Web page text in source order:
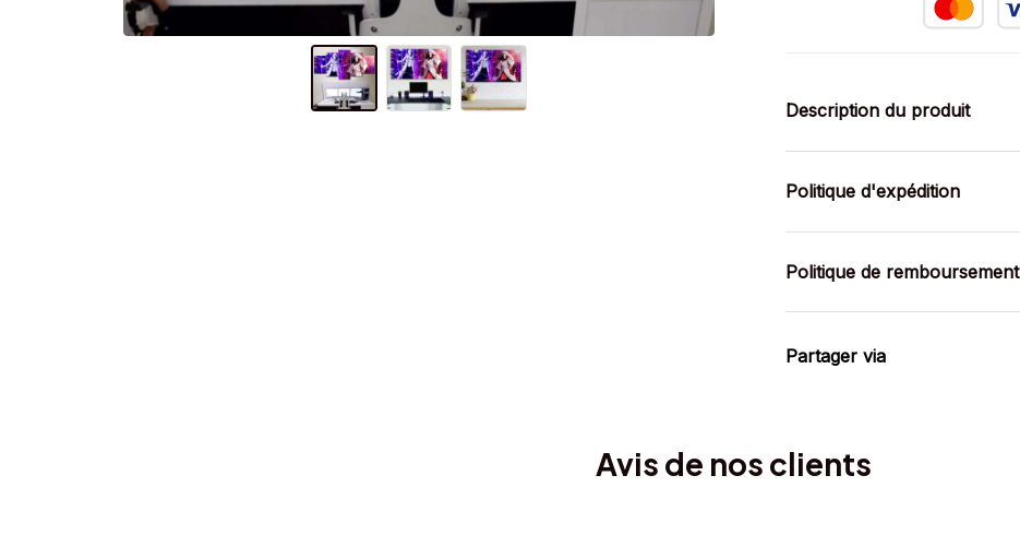
Description du produit
Politique d'expédition
Politique de remboursement
Partager via
Avis de nos clients